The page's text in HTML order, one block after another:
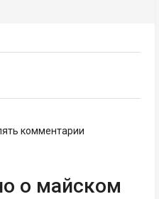
комментарии
о майском